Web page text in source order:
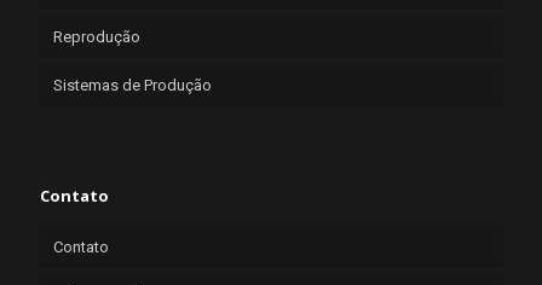
Reprodução
Sistemas de Produção
Contato
Contato